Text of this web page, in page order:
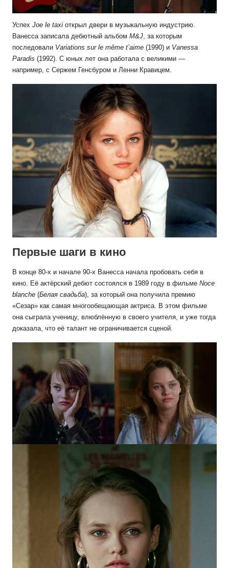
Успех Joe le taxi открыл двери в музыкальную индустрию.
Ванесса записала дебютный альбом M&J, за которым
последовали Variations sur le même t’aime (1990) и Vanessa
Paradis (1992). С юных лет она работала с великими —
например, с Сержем Генсбуром и Ленни Кравицем.
Первые шаги в кино
В конце 80-х и начале 90-х Ванесса начала пробовать себя в
кино. Её актёрский дебют состоялся в 1989 году в фильме Noce
blanche (Белая свадьба), за который она получила премию
«Сезар» как самая многообещающая актриса. В этом фильме
она сыграла ученицу, влюблённую в своего учителя, и уже тогда
доказала, что её талант не ограничивается сценой.